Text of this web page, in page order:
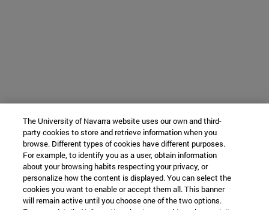
The University of Navarra website uses our own and third-
party cookies to store and retrieve information when you
browse. Different types of cookies have different purposes.
For example, to identify you as a user, obtain information
about your browsing habits respecting your privacy, or
personalize how the content is displayed. You can select the
cookies you want to enable or accept them all. This banner
will remain active until you choose one of the two options.